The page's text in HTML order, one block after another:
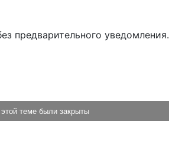
предварительного уведомления.
теме были закрыты